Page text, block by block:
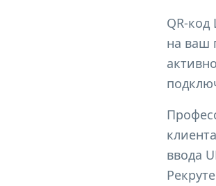
QR-
на ваш
ввода